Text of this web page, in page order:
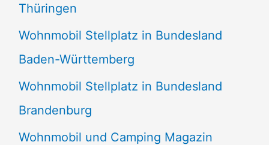
Thüringen
Wohnmobil Stellplatz in Bundesland
Baden-Württemberg
Wohnmobil Stellplatz in Bundesland
Brandenburg
Wohnmobil und Camping Magazin